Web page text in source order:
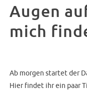
Augen
mich
Ab morgen startet der
Hier findet ihr ein paar